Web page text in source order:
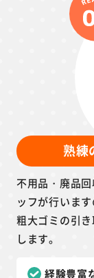
熟練
不用品・廃品
ッフが行いま
粗大ゴミの引
します。
経験豊富